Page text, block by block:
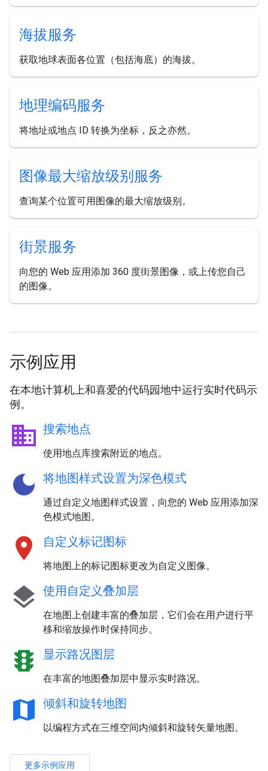
海拔服务
获取地球表面各位置（包括海底）的海拔。
地理编码服务
将地址或地点 ID 转换为坐标，反之亦然。
图像最大缩放级别服务
查询某个位置可用图像的最大缩放级别。
街景服务
向您的 Web 应用添加 360 度街景图像，或上传您自己
的图像。
示例应用
在本地计算机上和喜爱的代码园地中运行实时代码示
例。
business 搜索地点
使用地点库搜索附近的地点。
dark_mode 将地图样式设置为深色模式
通过自定义地图样式设置，向您的 Web 应用添加深
色模式地图。
location_on 自定义标记图标
将地图上的标记图标更改为自定义图像。
layers 使用自定义叠加层
在地图上创建丰富的叠加层，它们会在用户进行平
移和缩放操作时保持同步。
traffic 显示路况图层
在丰富的地图叠加层中显示实时路况。
map 倾斜和旋转地图
以编程方式在三维空间内倾斜和旋转矢量地图。
更多示例应用